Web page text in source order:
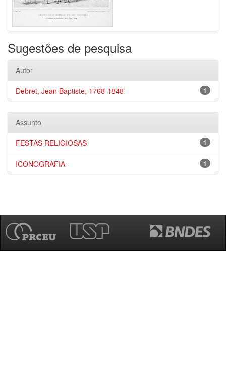
Sugestões de pesquisa
Autor
1
Debret, Jean Baptiste, 1768-1848
Assunto
1
FESTAS RELIGIOSAS
1
ICONOGRAFIA